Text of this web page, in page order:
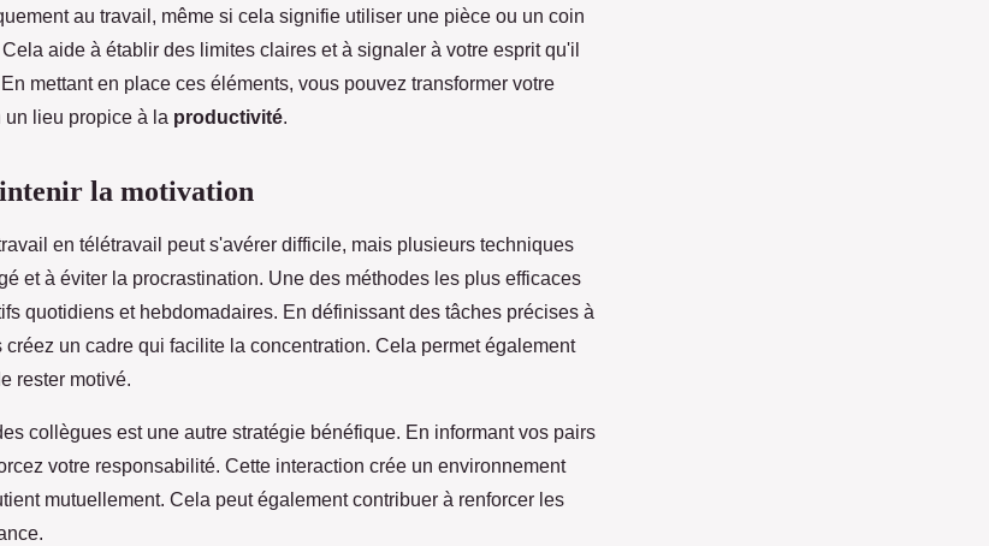
au travail, même si cela signifie utiliser une pièce ou un coin
aide à établir des limites claires et à signaler à votre esprit qu'il
mettant en place ces éléments, vous pouvez transformer votre
lieu propice à la productivité.
la motivation
en télétravail peut s'avérer difficile, mais plusieurs techniques
et à éviter la procrastination. Une des méthodes les plus efficaces
quotidiens et hebdomadaires. En définissant des tâches précises à
un cadre qui facilite la concentration. Cela permet également
rester motivé.
collègues est une autre stratégie bénéfique. En informant vos pairs
votre responsabilité. Cette interaction crée un environnement
mutuellement. Cela peut également contribuer à renforcer les